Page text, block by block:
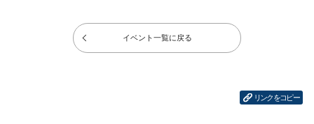
イベント一覧に戻る
リンクをコピー